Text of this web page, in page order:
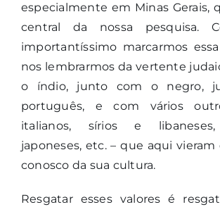
especialmente em Minas Gerais,
central da nossa pesquisa.
importantíssimo marcarmos
nos lembrarmos da vertente
o índio, junto com o negro,
português, e com vários
italianos, sírios e libaneses,
japoneses, etc. – que aqui
conosco da sua cultura.
Resgatar esses valores é